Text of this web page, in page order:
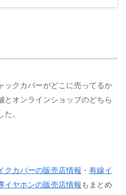
ックカバーがどこに売ってるか
とオンラインショップのどちら
。
クカバーの販売店情報 ・ 有線イ
イヤホンの販売店情報 もまとめ